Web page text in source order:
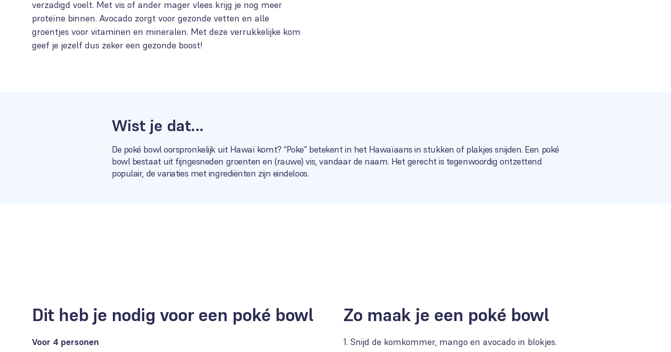
verzadigd voelt. Met vis of ander mager vlees krijg je nog meer
proteïne binnen. Avocado zorgt voor gezonde vetten en alle
groentjes voor vitaminen en mineralen. Met deze verrukkelijke kom
geef je jezelf dus zeker een gezonde boost!
Wist je dat...
De poké bowl oorspronkelijk uit Hawaï komt? “Poke” betekent in het Hawaïaans in stukken of plakjes snijden. Een poké
bowl bestaat uit fijngesneden groenten en (rauwe) vis, vandaar de naam. Het gerecht is tegenwoordig ontzettend
populair, de variaties met ingrediënten zijn eindeloos.
Dit heb je nodig voor een poké bowl
Voor 4 personen
Zo maak je een poké bowl
Snijd de komkommer, mango en avocado in blokjes.